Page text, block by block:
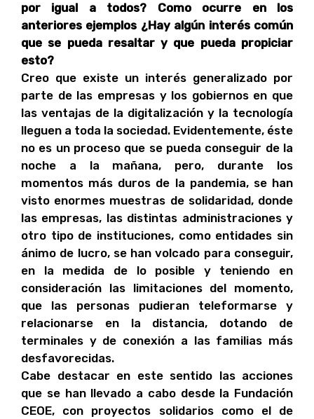
por igual a todos? Como ocurre en los
anteriores ejemplos ¿Hay algún interés común
que se pueda resaltar y que pueda propiciar
esto?
Creo que existe un interés generalizado por
parte de las empresas y los gobiernos en que
las ventajas de la digitalización y la tecnología
lleguen a toda la sociedad. Evidentemente, éste
no es un proceso que se pueda conseguir de la
noche a la mañana, pero, durante los
momentos más duros de la pandemia, se han
visto enormes muestras de solidaridad, donde
las empresas, las distintas administraciones y
otro tipo de instituciones, como entidades sin
ánimo de lucro, se han volcado para conseguir,
en la medida de lo posible y teniendo en
consideración las limitaciones del momento,
que las personas pudieran teleformarse y
relacionarse en la distancia, dotando de
terminales y de conexión a las familias más
desfavorecidas.
Cabe destacar en este sentido las acciones
que se han llevado a cabo desde la Fundación
CEOE, con proyectos solidarios como el de